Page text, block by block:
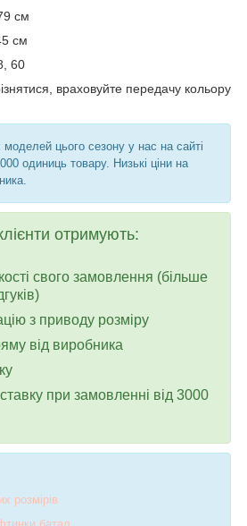
см
см
60
враховуйте передачу кольору
цього сезону у нас на сайті
одиниць товару. Низькі ціни на
отримують:
свого замовлення (більше
з приводу розміру
від виробника
при замовленні від 3000
розмірів